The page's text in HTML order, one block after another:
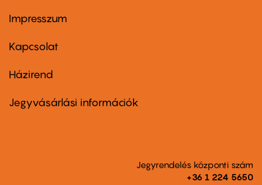
Footer
first
Impresszum
Kapcsolat
Footer
second
Házirend
Jegyvásárlási információk
Jegyrendelés központi szám
+36 1 224 5650